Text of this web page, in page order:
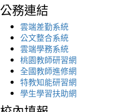
公務連結
雲端差勤系統
公文整合系統
雲端學務系統
桃園教師研習網
全國教師進修網
特教知能研習網
學生學習扶助網